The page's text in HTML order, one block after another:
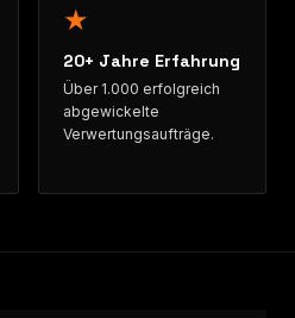
★
20+ Jahre Erfahrung
Über 1.000 erfolgreich
abgewickelte
Verwertungsaufträge.